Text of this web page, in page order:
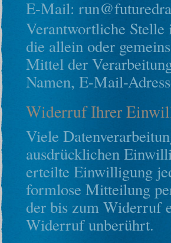
E-Mail:
Verantwortliche Stelle
die allein oder
Mittel der
Namen, E-Mail-
Widerruf Ihrer
Viele
ausdrücklichen
erteilte Einwilligung
formlose Mitteilung
der bis zum Widerruf
Widerruf unberührt.